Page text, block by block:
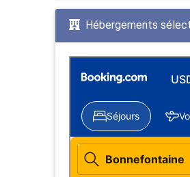
Hébergements